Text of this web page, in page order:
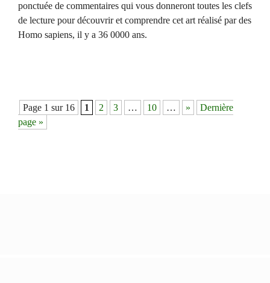
ponctuée de commentaires qui vous donneront toutes les clefs
de lecture pour découvrir et comprendre cet art réalisé par des
Homo sapiens, il y a 36 0000 ans.
Page 1 sur 16 1 2 3 … 10 … »
Dernière
page »